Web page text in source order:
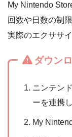
My Nintendo
回数や日数の制
実際のエクササ
ダウン
ニンテン
ーを連携
My